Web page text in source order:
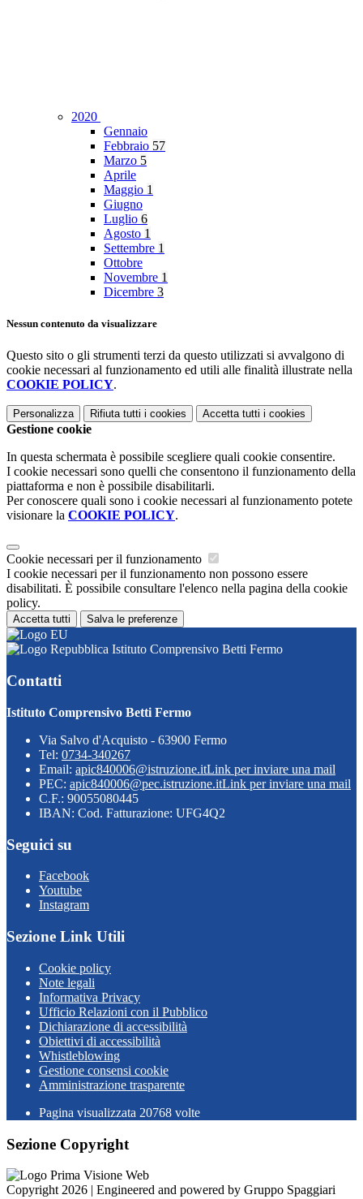
2020
Gennaio
Febbraio 57
Marzo 5
Aprile
Maggio 1
Giugno
Luglio 6
Agosto 1
Settembre 1
Ottobre
Novembre 1
Dicembre 3
Nessun contenuto da visualizzare
Questo sito o gli strumenti terzi da questo utilizzati si avvalgono di
cookie necessari al funzionamento ed utili alle finalità illustrate nella
COOKIE POLICY.
Personalizza Rifiuta tutti i cookies Accetta tutti i cookies
Gestione cookie
In questa schermata è possibile scegliere quali cookie consentire.
I cookie necessari sono quelli che consentono il funzionamento della
piattaforma e non è possibile disabilitarli.
Per conoscere quali sono i cookie necessari al funzionamento potete
visionare la COOKIE POLICY.
Cookie necessari per il funzionamento
I cookie necessari per il funzionamento non possono essere
disabilitati. È possibile consultare l'elenco nella pagina della cookie
policy.
Accetta tutti Salva le preferenze
Istituto Comprensivo Betti Fermo
Contatti
Istituto Comprensivo Betti Fermo
Via Salvo d'Acquisto - 63900 Fermo
Tel: 0734-340267
Email: apic840006@istruzione.itLink per inviare una mail
PEC: apic840006@pec.istruzione.itLink per inviare una mail
C.F.: 90055080445
IBAN: Cod. Fatturazione: UFG4Q2
Seguici su
Facebook
Youtube
Instagram
Sezione Link Utili
Cookie policy
Note legali
Informativa Privacy
Ufficio Relazioni con il Pubblico
Dichiarazione di accessibilità
Obiettivi di accessibilità
Whistleblowing
Gestione consensi cookie
Amministrazione trasparente
Pagina visualizzata 20768 volte
Sezione Copyright
Copyright 2026 | Engineered and powered by Gruppo Spaggiari